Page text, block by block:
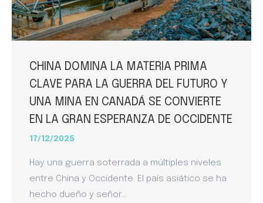
CHINA DOMINA LA MATERIA PRIMA
CLAVE PARA LA GUERRA DEL FUTURO Y
UNA MINA EN CANADÁ SE CONVIERTE
EN LA GRAN ESPERANZA DE OCCIDENTE
17/12/2025
Hay una guerra soterrada a múltiples niveles
entre China y Occidente. El país asiático se ha
hecho dueño y señor…